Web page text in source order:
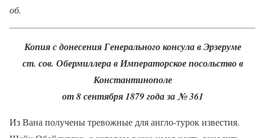
об.
Копия с донесения Генерального консула в Эрзеруме
ст. сов. Обермиллера в Императорское посольство в
Константинополе
от 8 сентября 1879 года за № 361
Из Вана получены тревожные для англо-турок известия.